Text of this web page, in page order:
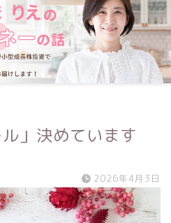
」決めています
2026年4月3日